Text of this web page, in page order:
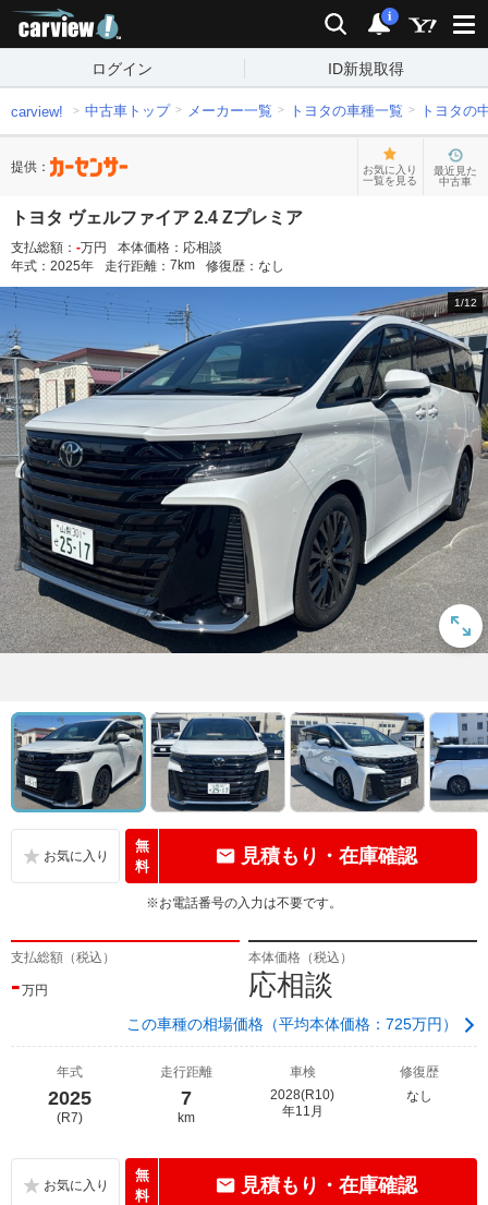
検索 通知
i
ログイン ID新規取得
carview! 中古車トップ メーカー一覧 トヨタの車種一覧 トヨタの
提供：
お気に入り
一覧を見る
最近見た
中古車
トヨタ ヴェルファイア 2.4 Zプレミア
支払総額： -万円 本体価格： 応相談
年式： 2025年 走行距離： 7 km 修復歴： なし
1/12
無
料
見積もり・在庫確認
※お電話番号の入力は不要です。
支払総額（税込）
-万円
本体価格（税込）
応相談
この車種の相場価格（平均本体価格：725万円）
年式
2025
(R7)
走行距離
7
km
車検
2028(R10)
年11月
修復歴
なし
無
料
見積もり・在庫確認